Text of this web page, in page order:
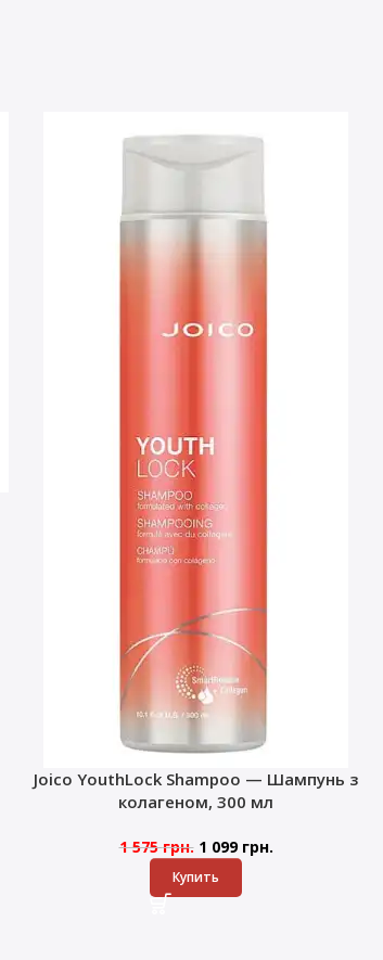
Joico YouthLock Shampoo — Шампунь з
колагеном, 300 мл
1 575грн. 1 099 грн.
Купить